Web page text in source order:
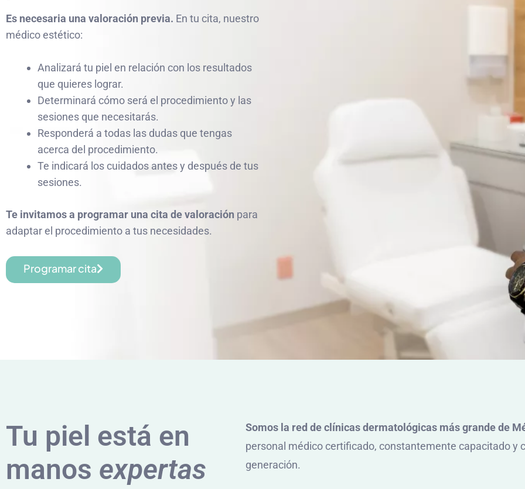
Es necesaria una valoración previa. En tu cita, nuestro
médico estético:
Analizará tu piel en relación con los resultados
que quieres lograr.
Determinará cómo será el procedimiento y las
sesiones que necesitarás.
Responderá a todas las dudas que tengas
acerca del procedimiento.
Te indicará los cuidados antes y después de tus
sesiones.
Te invitamos a programar una cita de valoración para
adaptar el procedimiento a tus necesidades.
Programar cita
Tu piel está en
manos expertas
Somos la red de clínicas dermatológicas más grande de
personal médico certificado, constantemente capacitado y
generación.